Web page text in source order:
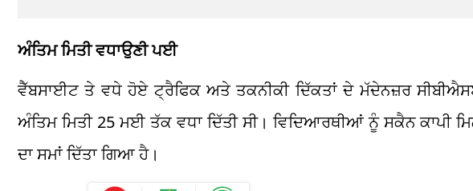
ਅੰਤਿਮ ਮਿਤੀ ਵਧਾਉਣੀ ਪਈ
ਵੈੱਬਸਾਈਟ ਤੇ ਵਧੇ ਹੋਏ ਟ੍ਰੈਫਿਕ ਅਤੇ ਤਕਨੀਕੀ ਦਿੱਕਤਾਂ ਦੇ ਮੱਦੇਨਜ਼ਰ
ਅੰਤਿਮ ਮਿਤੀ 25 ਮਈ ਤੱਕ ਵਧਾ ਦਿੱਤੀ ਸੀ। ਵਿਦਿਆਰਥੀਆਂ ਨੂੰ ਸਕੈਨ ਕਾਪੀ
ਦਾ ਸਮਾਂ ਦਿੱਤਾ ਗਿਆ ਹੈ।